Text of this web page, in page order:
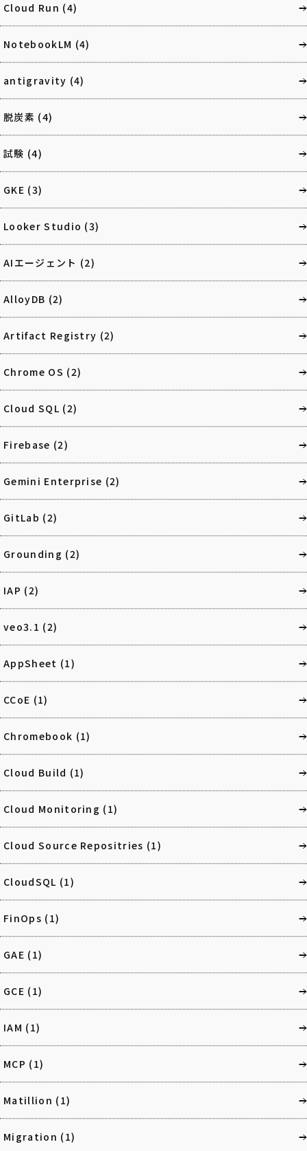
Cloud Run (4)
NotebookLM (4)
antigravity (4)
脱炭素 (4)
試験 (4)
GKE (3)
Looker Studio (3)
AIエージェント (2)
AlloyDB (2)
Artifact Registry (2)
Chrome OS (2)
Cloud SQL (2)
Firebase (2)
Gemini Enterprise (2)
GitLab (2)
Grounding (2)
IAP (2)
veo3.1 (2)
AppSheet (1)
CCoE (1)
Chromebook (1)
Cloud Build (1)
Cloud Monitoring (1)
Cloud Source Repositries (1)
CloudSQL (1)
FinOps (1)
GAE (1)
GCE (1)
IAM (1)
MCP (1)
Matillion (1)
Migration (1)